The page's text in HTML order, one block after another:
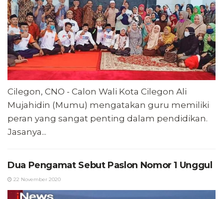
Cilegon, CNO - Calon Wali Kota Cilegon Ali
Mujahidin (Mumu) mengatakan guru memiliki
peran yang sangat penting dalam pendidikan.
Jasanya...
Dua Pengamat Sebut Paslon Nomor 1 Unggul
22 November 2020